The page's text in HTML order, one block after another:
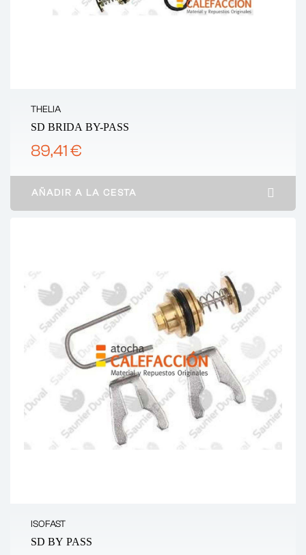
THELIA
SD BRIDA BY-PASS
89,41 €
AÑADIR A LA CESTA
ISOFAST
SD BY PASS